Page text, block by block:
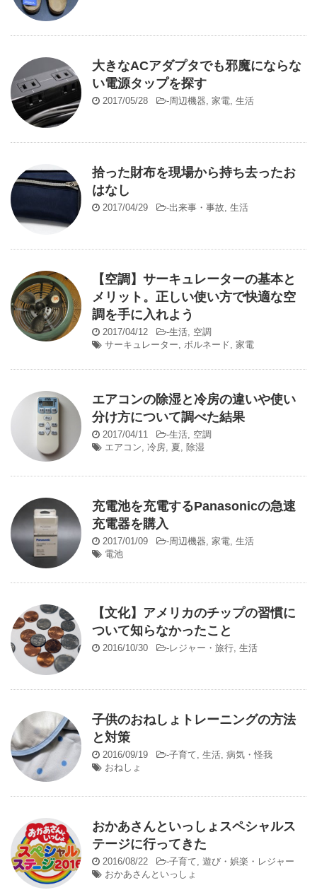
大きなACアダプタでも邪魔にならな
い電源タップを探す
2017/05/28 -周辺機器, 家電, 生活
拾った財布を現場から持ち去ったお
はなし
2017/04/29 -出来事・事故, 生活
【空調】サーキュレーターの基本と
メリット。正しい使い方で快適な空
調を手に入れよう
2017/04/12 -生活, 空調
サーキュレーター, ボルネード, 家電
エアコンの除湿と冷房の違いや使い
分け方について調べた結果
2017/04/11 -生活, 空調
エアコン, 冷房, 夏, 除湿
充電池を充電するPanasonicの急速
充電器を購入
2017/01/09 -周辺機器, 家電, 生活
電池
【文化】アメリカのチップの習慣に
ついて知らなかったこと
2016/10/30 -レジャー・旅行, 生活
子供のおねしょトレーニングの方法
と対策
2016/09/19 -子育て, 生活, 病気・怪我
おねしょ
おかあさんといっしょスペシャルス
テージに行ってきた
2016/08/22 -子育て, 遊び・娯楽・レジャー
おかあさんといっしょ